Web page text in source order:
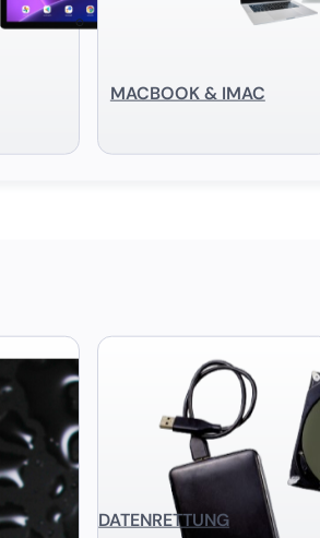
MACBOOK & IMAC
DATENRETTUNG